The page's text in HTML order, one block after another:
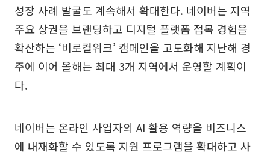
성장 사례 발굴도 계속해서 확대한다. 네이버는 지역
주요 상권을 브랜딩하고 디지털 플랫폼 접목 경험을
확산하는 ‘비로컬위크’ 캠페인을 고도화해 지난해 경
주에 이어 올해는 최대 3개 지역에서 운영할 계획이
다.
네이버는 온라인 사업자의 AI 활용 역량을 비즈니스
에 내재화할 수 있도록 지원 프로그램을 확대하고 사